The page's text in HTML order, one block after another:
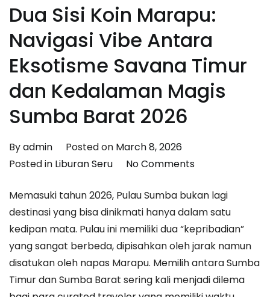
Dua Sisi Koin Marapu:
Navigasi Vibe Antara
Eksotisme Savana Timur
dan Kedalaman Magis
Sumba Barat 2026
Byadmin Posted on March 8, 2026
Posted in Liburan Seru No Commentson
Sisi
Koin
Marapu:
Navigasi
Vibe
Antara
Memasuki tahun 2026, Pulau Sumba bukan lagi
destinasi yang bisa dinikmati hanya dalam satu
kedipan mata. Pulau ini memiliki dua “kepribadian”
yang sangat berbeda, dipisahkan oleh jarak namun
disatukan oleh napas Marapu. Memilih antara Sumba
Timur dan Sumba Barat sering kali menjadi dilema